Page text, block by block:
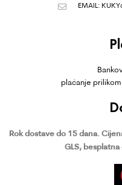
EMAIL:
plaćanje
Rok dostave do 15 dana.
GLS,